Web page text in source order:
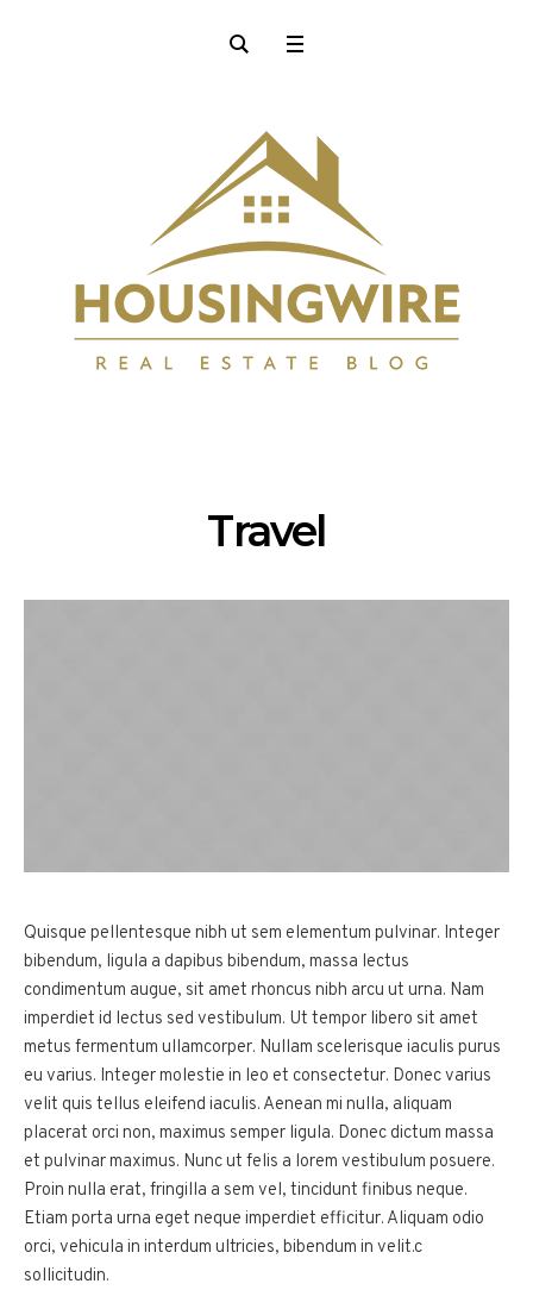
Travel
Quisque pellentesque nibh ut sem elementum pulvinar. Integer
bibendum, ligula a dapibus bibendum, massa lectus
condimentum augue, sit amet rhoncus nibh arcu ut urna. Nam
imperdiet id lectus sed vestibulum. Ut tempor libero sit amet
metus fermentum ullamcorper. Nullam scelerisque iaculis purus
eu varius. Integer molestie in leo et consectetur. Donec varius
velit quis tellus eleifend iaculis. Aenean mi nulla, aliquam
placerat orci non, maximus semper ligula. Donec dictum massa
et pulvinar maximus. Nunc ut felis a lorem vestibulum posuere.
Proin nulla erat, fringilla a sem vel, tincidunt finibus neque.
Etiam porta urna eget neque imperdiet efficitur. Aliquam odio
orci, vehicula in interdum ultricies, bibendum in velit.c
sollicitudin.